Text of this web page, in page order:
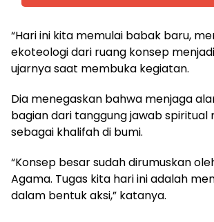
“Hari ini kita memulai babak baru,
ekoteologi dari ruang konsep
ujarnya saat membuka kegiatan.
Dia menegaskan bahwa menjaga
bagian dari tanggung jawab spiritual
sebagai khalifah di bumi.
“Konsep besar sudah dirumuskan
Agama. Tugas kita hari ini adalah
dalam bentuk aksi,” katanya.